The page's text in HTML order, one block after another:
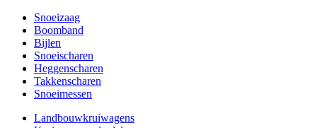
Snoeizaag
Boomband
Bijlen
Snoeischaren
Heggenscharen
Takkenscharen
Snoeimessen
Landbouwkruiwagens